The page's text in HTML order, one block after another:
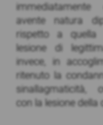
avente natura
rispetto a quella
lesione di
invece, in
ritenuto la
sinallagmaticità,
con la lesione della